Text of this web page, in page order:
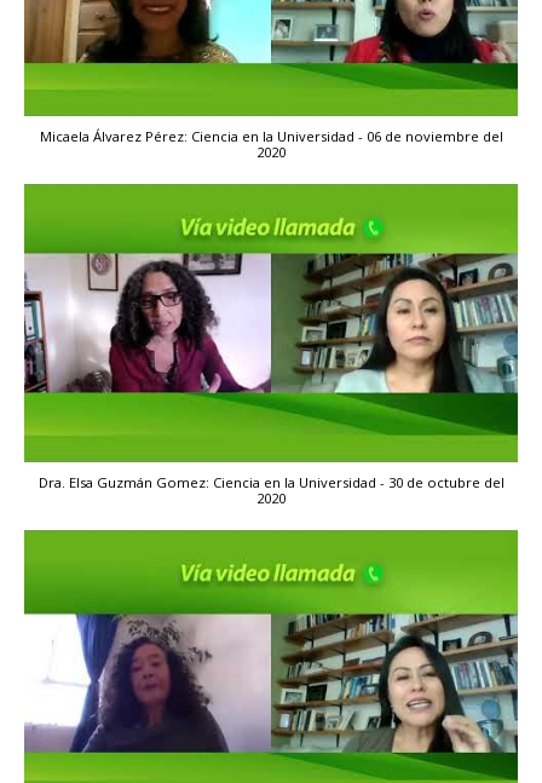
Micaela Álvarez Pérez: Ciencia en la Universidad - 06 de noviembre del
2020
Dra. Elsa Guzmán Gomez: Ciencia en la Universidad - 30 de octubre del
2020